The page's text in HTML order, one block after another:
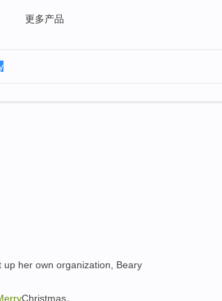
更多产品
up her own organization
Beary
Christmas。